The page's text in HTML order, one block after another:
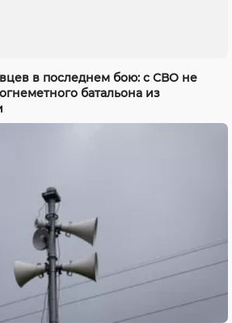
в последнем бою: с СВО не
батальона из